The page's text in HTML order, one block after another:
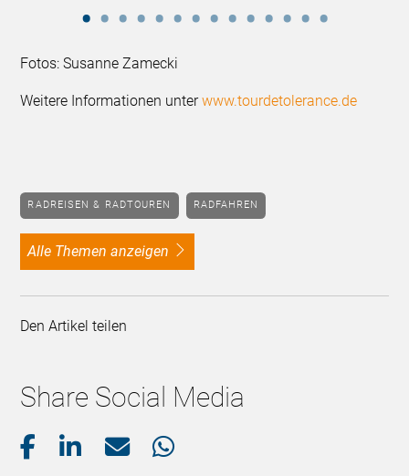
Fotos: Susanne Zamecki
Weitere Informationen unterwww.tourdetolerance.de
RADREISEN & RADTOUREN RADFAHREN
alle Themen anzeigen
Den Artikel teilen
Share Social Media